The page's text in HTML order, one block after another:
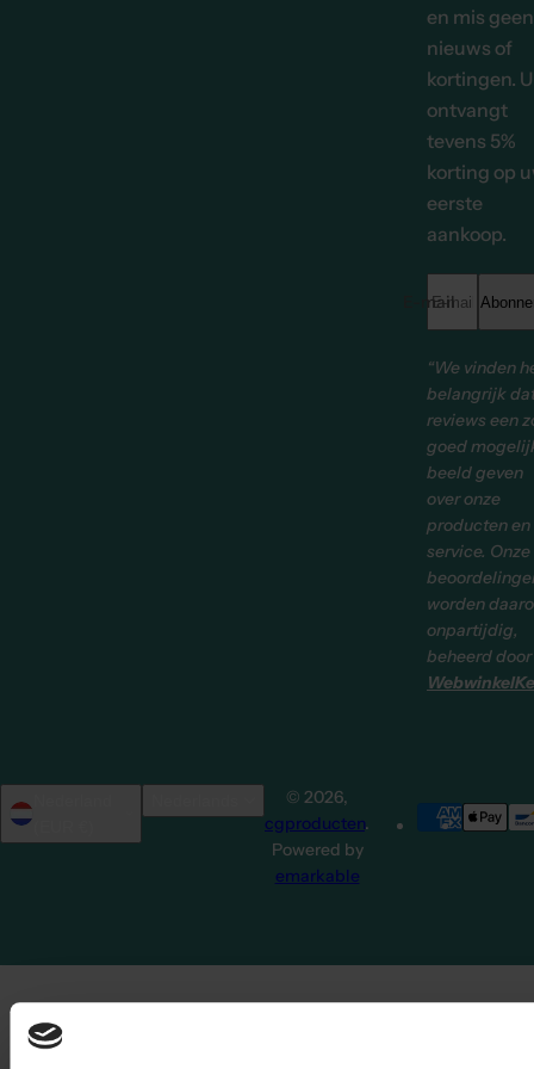
en mis geen
nieuws of
kortingen. U
ontvangt
tevens 5%
korting op
eerste
aankoop.
E-mailadres *
“We vinden
belangrijk
reviews een
goed
beeld geven
over onze
producten en
service. Onze
worden
onpartijdig,
beheerd door
© 2026,
cgproducten.
Powered by
emarkable